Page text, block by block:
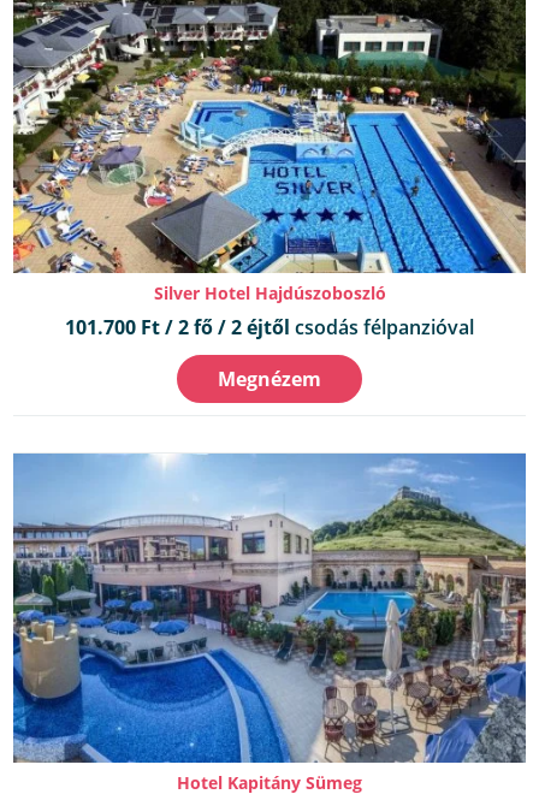
Silver Hotel Hajdúszoboszló
101.700 Ft / 2 fő / 2 éjtől csodás félpanzióval
Megnézem
Hotel Kapitány Sümeg